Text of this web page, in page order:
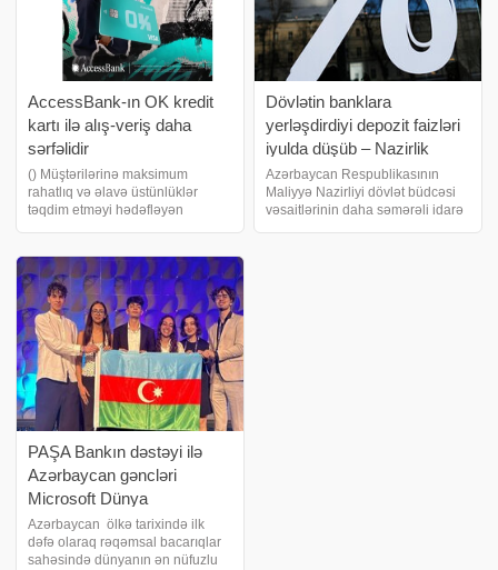
AccessBank-ın OK kredit
kartı ilə alış-veriş daha
sərfəlidir
() Müştərilərinə maksimum
rahatlıq və əlavə üstünlüklər
təqdim etməyi hədəfləyən
və rahat edir. OK kredit kartı
sahibləri istifadə edilmiş kredit
məbləğ
Dövlətin banklara
yerləşdirdiyi depozit faizləri
iyulda düşüb – Nazirlik
Azərbaycan Respublikasının
Maliyyə Nazirliyi dövlət büdcəsi
vəsaitlərinin daha səmərəli idarə
PAŞA Bankın dəstəyi ilə
Azərbaycan gəncləri
Microsoft Dünya
Çempionatının finalında
ölkəni uğurla təmsil ediblər
Azərbaycan ölkə tarixində ilk
dəfə olaraq rəqəmsal bacarıqlar
sahəsində dünyanın ən nüfuzlu